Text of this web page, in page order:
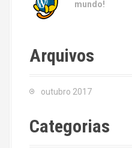
mundo!
Arquivos
outubro 2017
Categorias